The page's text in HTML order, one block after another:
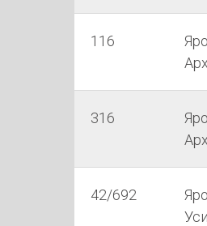
116
316
42/692